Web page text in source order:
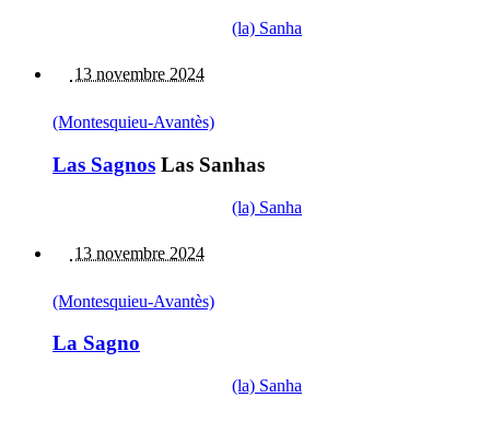
(la) Sanha
13 novembre 2024
(Montesquieu-Avantès)
Las Sagnos Las Sanhas
(la) Sanha
13 novembre 2024
(Montesquieu-Avantès)
La Sagno
(la) Sanha